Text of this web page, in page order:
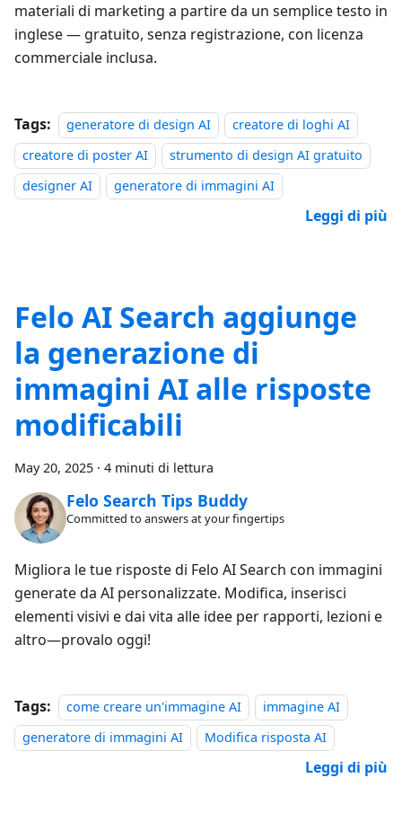
materiali di marketing a partire da un semplice testo in
inglese — gratuito, senza registrazione, con licenza
commerciale inclusa.
Tags: generatore di design AI
creatore di loghi AI
creatore di poster AI
strumento di design AI gratuito
designer AI
generatore di immagini AI
Leggi di più
Felo AI Search aggiunge
la generazione di
immagini AI alle risposte
modificabili
May 20, 2025 · 4 minuti di lettura
Felo Search Tips Buddy
Committed to answers at your fingertips
Migliora le tue risposte di Felo AI Search con immagini
generate da AI personalizzate. Modifica, inserisci
elementi visivi e dai vita alle idee per rapporti, lezioni e
altro—provalo oggi!
Tags: come creare un'immagine AI
immagine AI
generatore di immagini AI
Modifica risposta AI
Leggi di più